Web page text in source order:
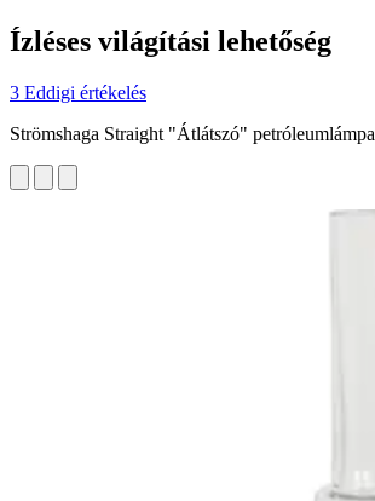
Ízléses világítási lehetőség
3 Eddigi értékelés
Strömshaga Straight "Átlátszó" petróleumlámpa